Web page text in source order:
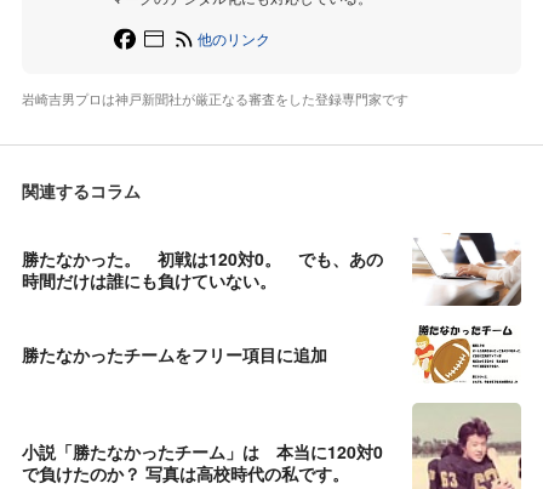
他のリンク
岩崎吉男プロは神戸新聞社が厳正なる審査をした登録専門家です
関連するコラム
勝たなかった。 初戦は120対0。 でも、あの
時間だけは誰にも負けていない。
勝たなかったチームをフリー項目に追加
小説「勝たなかったチーム」は 本当に120対0
で負けたのか？ 写真は高校時代の私です。